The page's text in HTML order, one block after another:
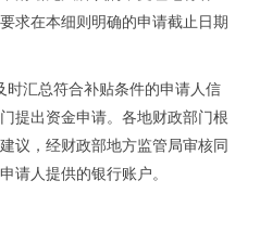
求在本细则明确的申请截止日期
汇总符合补贴条件的申请人信
提出资金申请。各地财政部门根
议，经财政部地方监管局审核同
请人提供的银行账户。